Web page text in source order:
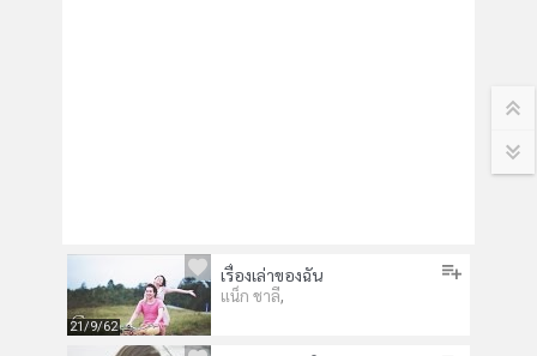
เรื่องเล่าของฉัน
แน็ก ชาลี,
21/9/62